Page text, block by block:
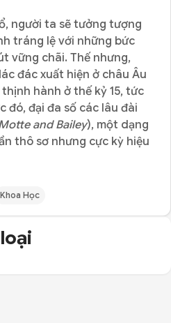
người ta sẽ tưởng tượng
tráng lệ với những bức
vững chãi. Thế nhưng,
đác xuất hiện ở châu Âu
hành ở thế kỷ 15, tức
đó, đại đa số các lâu đài
and Bailey), một dạng
thô sơ nhưng cực kỳ hiệu
Khoa Học